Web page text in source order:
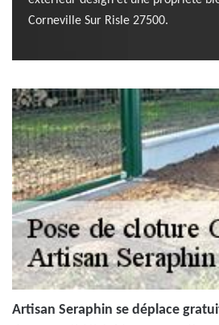
Corneville Sur Risle 27500.
Artisan Seraphin se déplace